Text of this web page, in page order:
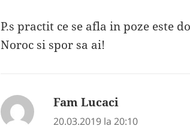
P.s practit ce se afla in poze este
Noroc si spor sa ai!
Fam Lucaci
20.03.2019 la 20:10